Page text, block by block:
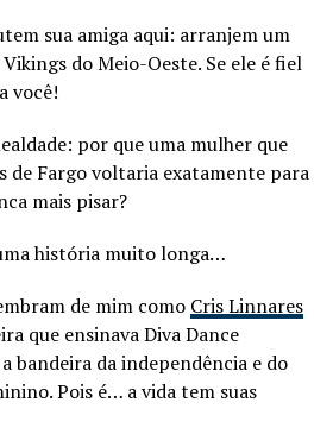
sua amiga aqui: arranjem um
do Meio-Oeste. Se ele é fiel
você!
por que uma mulher que
de Fargo voltaria exatamente para
mais pisar?
história muito longa…
de mim como Cris Linnares
que ensinava Diva Dance
bandeira da independência e do
Pois é… a vida tem suas